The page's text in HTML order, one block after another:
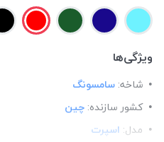
ویژگی‌ها
شاخه: سامسونگ
کشور سازنده: چین
مدل: اسپرت